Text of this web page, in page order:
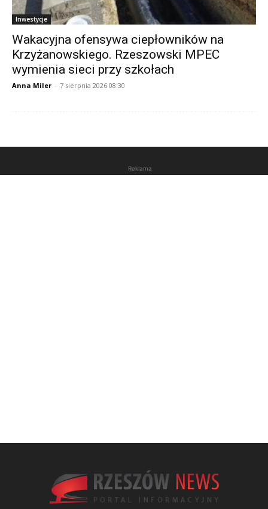
Inwestycje
Wakacyjna ofensywa ciepłowników na
Krzyżanowskiego. Rzeszowski MPEC
wymienia sieci przy szkołach
Anna Miler - 7 sierpnia 2026 08:30
Reklama